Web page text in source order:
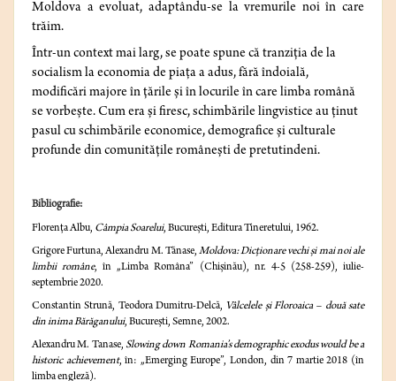
Moldova a evoluat, adaptându-se la vremurile noi în care
trăim.
Într-un context mai larg, se poate spune că tranziția de la
socialism la economia de piața a adus, fără îndoială,
modificări majore în țările și în locurile în care limba română
se vorbește. Cum era și firesc, schimbările lingvistice au ținut
pasul cu schimbările economice, demografice și culturale
profunde din comunitățile românești de pretutindeni.
Bibliografie:
Florența Albu, Câmpia Soarelui, București, Editura Tineretului, 1962.
Grigore Furtuna, Alexandru M. Tănase, Moldova: Dicționare vechi și mai noi ale
limbii române, în „Limba Româna” (Chișinău), nr. 4-5 (258-259), iulie-
septembrie 2020.
Constantin Strună, Teodora Dumitru-Delcă, Vâlcelele și Floroaica – două sate
din inima Bărăganului, București, Semne, 2002.
Alexandru M. Tanase, Slowing down Romania’s demographic exodus would be a
historic achievement, în: „Emerging Europe”, London, din 7 martie 2018 (în
limba engleză).